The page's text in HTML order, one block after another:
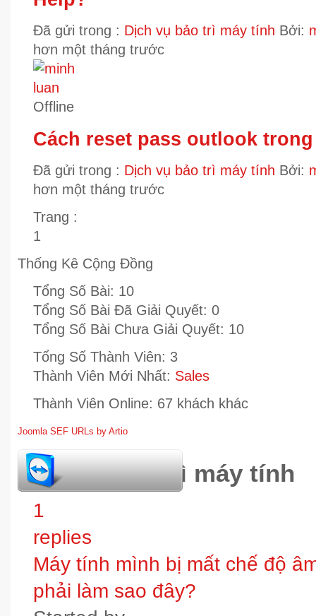
Đã gửi trong : Dịch vụ bảo trì máy tính Bởi:
hơn một tháng trước
Offline
Cách reset pass outlook trong
Đã gửi trong : Dịch vụ bảo trì máy tính Bởi:
hơn một tháng trước
Trang :
1
Thống Kê Cộng Đồng
Tổng Số Bài: 10
Tổng Số Bài Đã Giải Quyết: 0
Tổng Số Bài Chưa Giải Quyết: 10
Tổng Số Thành Viên: 3
Thành Viên Mới Nhất: Sales
Thành Viên Online: 67 khách khác
Joomla SEF URLs by Artio
hỏi đáp bảo trì máy tính
1
replies
Máy tính mình bị mất chế độ
phải làm sao đây?